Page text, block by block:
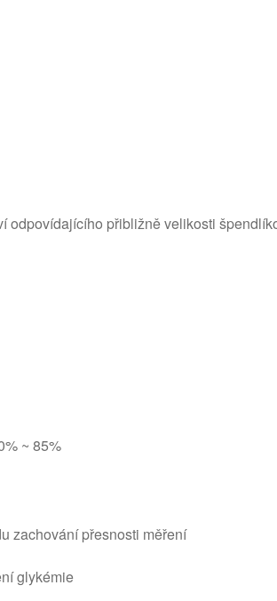
přibližně velikosti
~ 85%
zachování přesnosti měření